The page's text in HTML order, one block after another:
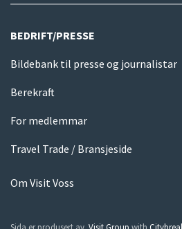
BEDRIFT/PRESSE
Bildebank til presse og journalistar
Berekraft
For medlemmar
Travel Trade / Bransjeside
Om Visit Voss
Sida er produsert av Visit Group with